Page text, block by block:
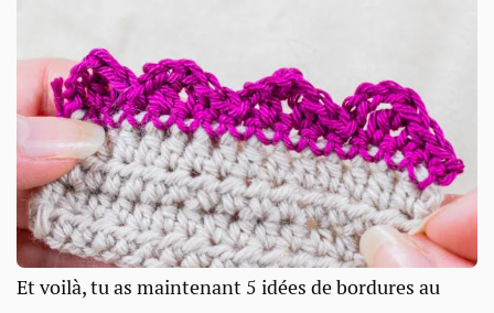
Et voilà, tu as maintenant 5 idées de bordures au